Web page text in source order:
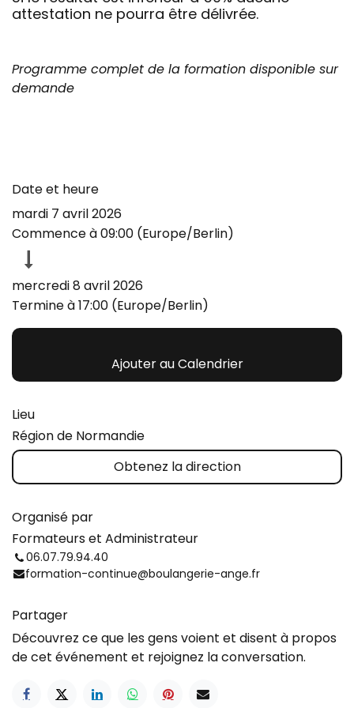
attestation ne pourra être délivrée.
Programme complet de la formation disponible sur
demande
Date et heure
mardi 7 avril 2026
Commence à09:00 (Europe/Berlin)
mercredi 8 avril 2026
Termine à17:00 (Europe/Berlin)
Ajouter au Calendrier
Lieu
Région de Normandie
Obtenez la direction
Organisé par
Formateurs et Administrateur
06.07.79.94.40
formation-continue@boulangerie-ange.fr
Partager
Découvrez ce que les gens voient et disent à propos
de cet événement et rejoignez la conversation.